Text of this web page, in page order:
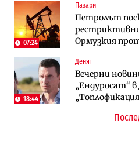
07:24
Пазари
Петролът
Ормузкия
18:44
Денят
Вечерни
„Ендуросат“ в
Трафикът
медии
напълно от
Общините
централната
бюджетите
Жилищата в
намаляващо
сгради
А1 отново е
компании и